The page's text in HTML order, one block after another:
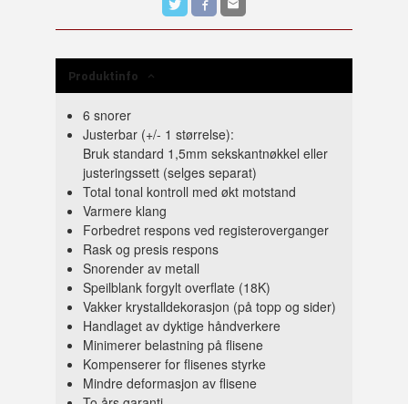
Produktinfo
6 snorer
Justerbar (+/- 1 størrelse):
Bruk standard 1,5mm sekskantnøkkel eller
justeringssett (selges separat)
Total tonal kontroll med økt motstand
Varmere klang
Forbedret respons ved registeroverganger
Rask og presis respons
Snorender av metall
Speilblank forgylt overflate (18K)
Vakker krystalldekorasjon (på topp og sider)
Handlaget av dyktige håndverkere
Minimerer belastning på flisene
Kompenserer for flisenes styrke
Mindre deformasjon av flisene